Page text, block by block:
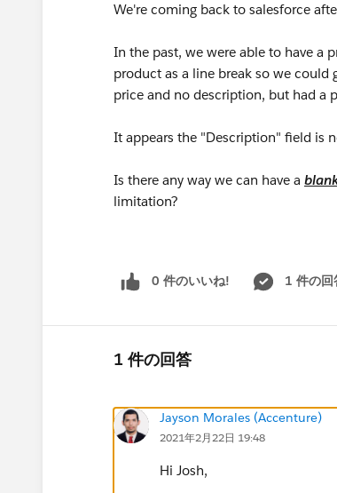
We're coming back to salesforce
In the past, we were able to have a
product as a line break so we
price and no description, but had a
It appears the "Description" field is
Is there any way we can have a
limitation?
0 件のいいね! 1 件の回
1 件の回答
Jayson Morales (Accenture)
2021年2月22日 19:48
Hi Josh,